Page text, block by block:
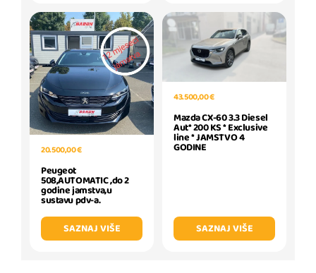
20.500,00 €
Peugeot
508,AUTOMATIC ,do 2
godine jamstva,u
sustavu pdv-a.
SAZNAJ VIŠE
43.500,00 €
Mazda CX-60 3.3 Diesel
Aut* 200 KS * Exclusive
line * JAMSTVO 4
GODINE
SAZNAJ VIŠE